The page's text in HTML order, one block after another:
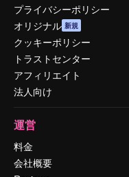
プライバシーポリシー
オリジナル 新規
クッキーポリシー
トラストセンター
アフィリエイト
法人向け
運営
料金
会社概要